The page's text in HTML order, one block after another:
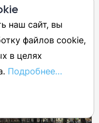
наш сайт, вы
файлов cookie,
в целях
Подробнее...